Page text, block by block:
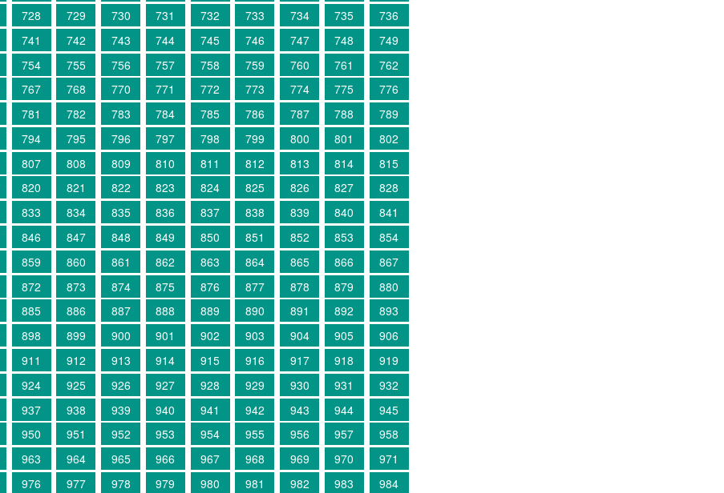
728 729 730 731 732 733 734 735
736
741 742 743 744 745 746 747 748
749
754 755 756 757 758 759 760 761
762
767 768 770 771 772 773 774 775
776
781 782 783 784 785 786 787 788
789
794 795 796 797 798 799 800 801
802
807 808 809 810 811 812 813 814
815
820 821 822 823 824 825 826 827
828
833 834 835 836 837 838 839 840
841
846 847 848 849 850 851 852 853
854
859 860 861 862 863 864 865 866
867
872 873 874 875 876 877 878 879
880
885 886 887 888 889 890 891 892
893
898 899 900 901 902 903 904 905
906
911 912 913 914 915 916 917 918
919
924 925 926 927 928 929 930 931
932
937 938 939 940 941 942 943 944
945
950 951 952 953 954 955 956 957
958
963 964 965 966 967 968 969 970
971
976 977 978 979 980 981 982 983
984